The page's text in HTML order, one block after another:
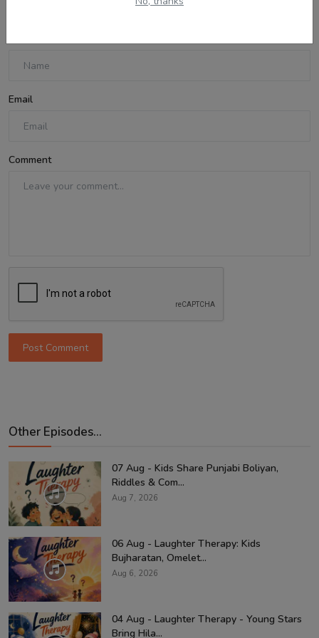
Email
Comment
Post Comment
Other Episodes...
07 Aug - Kids Share Punjabi Boliyan,
Riddles & Com...
Aug 7, 2026
06 Aug - Laughter Therapy: Kids
Bujharatan, Omelet...
Aug 6, 2026
04 Aug - Laughter Therapy - Young Stars
Bring Hila...